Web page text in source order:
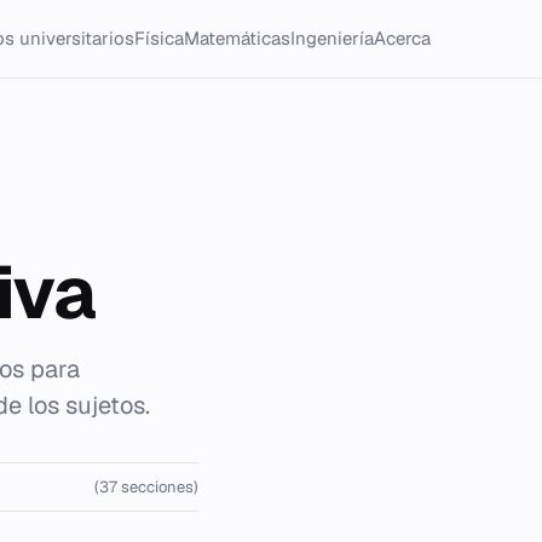
universitariosFísicaMatemáticasIngenieríaAcerca
para
los sujetos.
(37 secciones)